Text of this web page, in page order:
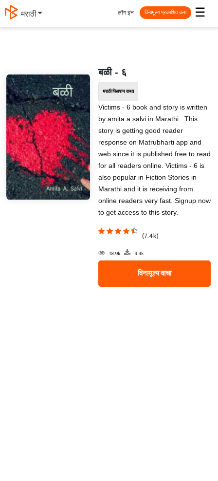
मराठी ☰
लॉग इन विनामूल्य प्रकाशित करा
बळी - ६
मराठी फिक्शन कथा
Victims - 6 book and story is written
by amita a salvi in Marathi . This
story is getting good reader
response on Matrubharti app and
web since it is published free to read
for all readers online. Victims - 6 is
also popular in Fiction Stories in
Marathi and it is receiving from
online readers very fast. Signup now
to get access to this story.
(7.4k)
18.9k 9.9k
विनामूल्य वाचा